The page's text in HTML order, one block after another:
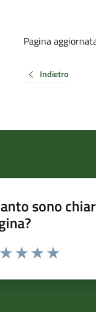
Pagina
Indietro
sono
da 1 a 5 stelle la pagina